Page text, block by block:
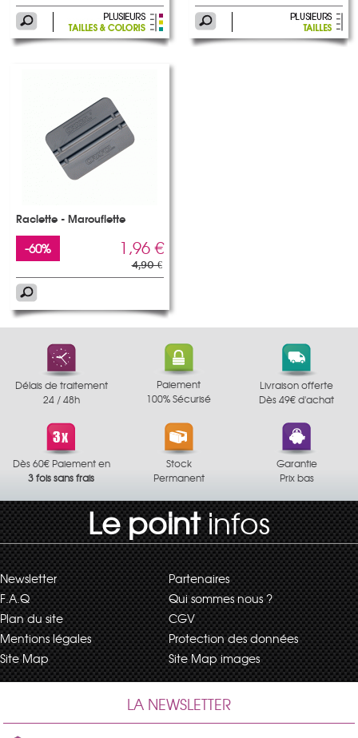
Raclette - Marouflette
-60% 1,96 €
4,90 €
Délais de traitement
24 / 48h
Paiement
100% Sécurisé
Livraison offerte
Dès 49€ d'achat
Dès 60€ Paiement en
3 fois sans frais
Stock
Permanent
Garantie
Prix bas
Le pointinfos
Newsletter
Partenaires
F.A.Q
Qui sommes nous ?
Plan du site
CGV
Mentions légales
Protection des données
Site Map
Site Map images
LA NEWSLETTER